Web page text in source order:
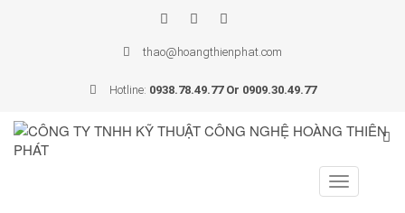
thao@hoangthienphat.com
Hotline: 0938.78.49.77 Or 0909.30.49.77
Toggle
navigation